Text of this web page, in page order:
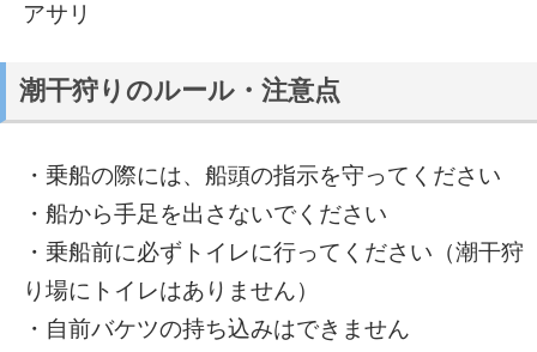
アサリ
潮干狩りのルール・注意点
・乗船の際には、船頭の指示を守ってください
・船から手足を出さないでください
・乗船前に必ずトイレに行ってください（潮干狩
り場にトイレはありません）
・自前バケツの持ち込みはできません